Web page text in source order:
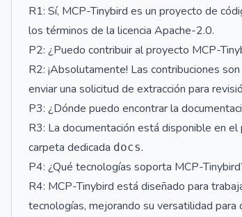
R1: Sí, MCP-Tinybird es un proyecto de
los términos de la licencia Apache-2.0.
P2: ¿Puedo contribuir al proyecto MCP-
R2: ¡Absolutamente! Las contribuciones
enviar una solicitud de extracción para
P3: ¿Dónde puedo encontrar la
R3: La documentación está disponible en
carpeta dedicada docs.
P4: ¿Qué tecnologías soporta MCP-
R4: MCP-Tinybird está diseñado para
tecnologías, mejorando su versatilidad para